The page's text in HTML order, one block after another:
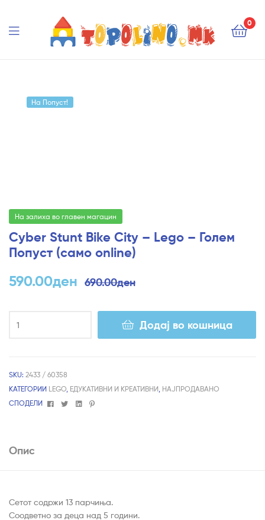
0
На Попуст!
На залиха во главен магацин
Cyber Stunt Bike City – Lego – Голем
Попуст (само online)
690.00ден
590.00ден
Додај во кошница
SKU: 2433 / 60358
КАТЕГОРИИ LEGO, ЕДУКАТИВНИ И КРЕАТИВНИ, НАЈПРОДАВАНО
СПОДЕЛИ
FacebookTwitterLinkedin
Pinterest
Опис
Сетот содржи 13 парчиња.
Соодветно за деца над 5 години.